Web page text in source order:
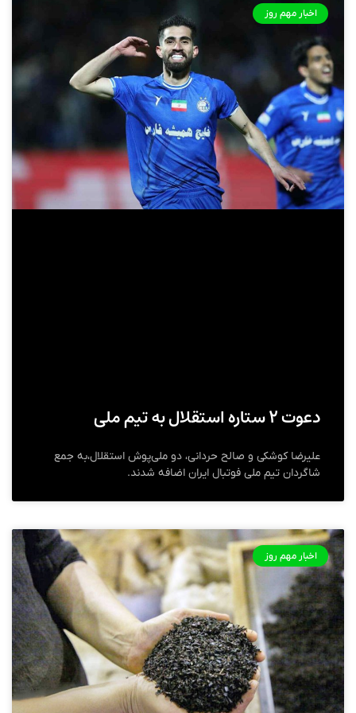
اخبار مهم روز
دعوت ۲ ستاره استقلال به تیم‌ ملی
علیرضا کوشکی و صالح حردانی، دو ملی‌پوش استقلال،به جمع
شاگردان تیم ملی فوتبال ایران اضافه شدند.
اخبار مهم روز